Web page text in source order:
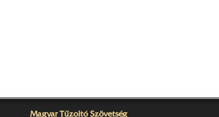
Magyar Tűzoltó Szövetség